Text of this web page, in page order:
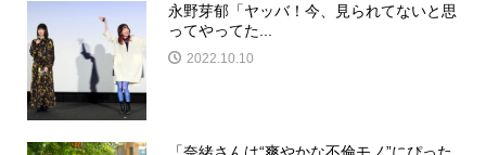
永野芽郁「ヤッバ！今、見られてないと思
ってやってた...
2022.10.10
「奈緒さんは“爽やかな不倫モノ”にぴった